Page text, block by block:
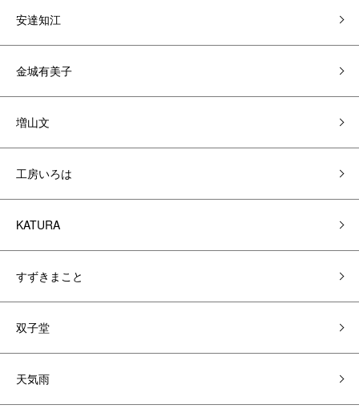
安達知江
金城有美子
増山文
工房いろは
KATURA
すずきまこと
双子堂
天気雨